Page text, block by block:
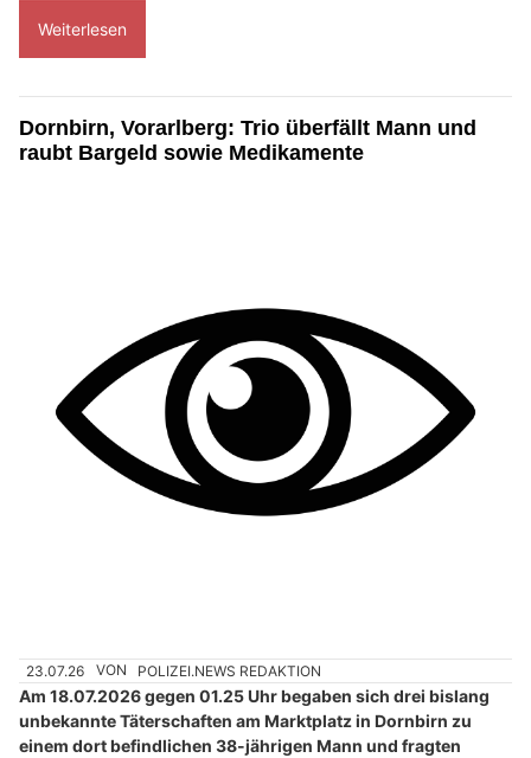
Weiterlesen
Dornbirn, Vorarlberg: Trio überfällt Mann und
raubt Bargeld sowie Medikamente
23.07.26 VON POLIZEI.NEWS REDAKTION
Am 18.07.2026 gegen 01.25 Uhr begaben sich drei bislang
unbekannte Täterschaften am Marktplatz in Dornbirn zu
einem dort befindlichen 38-jährigen Mann und fragten